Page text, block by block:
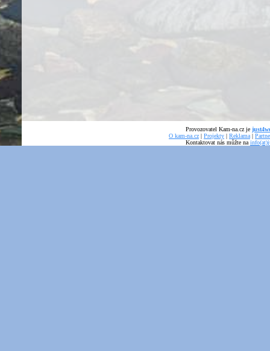
Provozovatel Kam-na.cz je
O kam-na.cz | Projekty | Reklama |
Kontaktovat nás můžte na